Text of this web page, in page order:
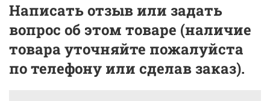
Написать отзыв или задать
вопрос об этом товаре (наличие
товара уточняйте пожалуйста
по телефону или сделав заказ).